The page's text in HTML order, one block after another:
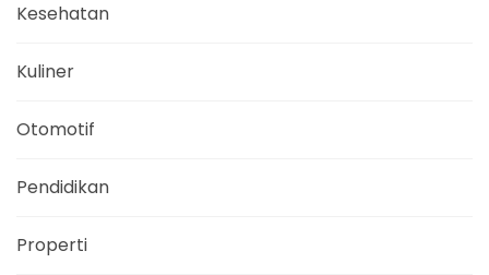
Kesehatan
Kuliner
Otomotif
Pendidikan
Properti